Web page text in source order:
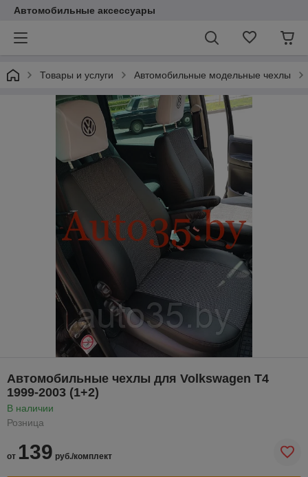
Автомобильные аксессуары
Товары и услуги Автомобильные модельные чехлы
Автомобильные чехлы для Volkswagen T4
1999-2003 (1+2)
В наличии
Розница
от 139 руб./комплект